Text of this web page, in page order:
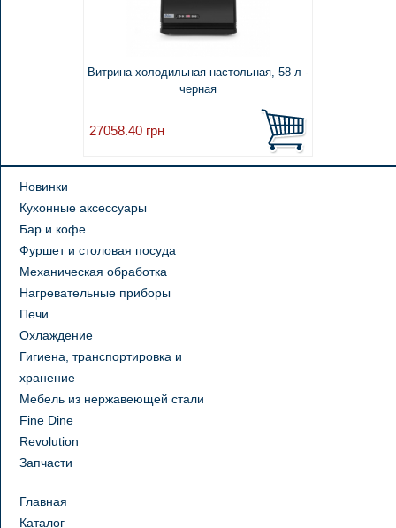
Витрина холодильная настольная, 58 л -
черная
27058.40 грн
Новинки
Кухонные аксессуары
Бар и кофе
Фуршет и столовая посуда
Механическая обработка
Нагревательные приборы
Печи
Охлаждение
Гигиена, транспортировка и
хранение
Мебель из нержавеющей стали
Fine Dine
Revolution
Запчасти
Главная
Каталог